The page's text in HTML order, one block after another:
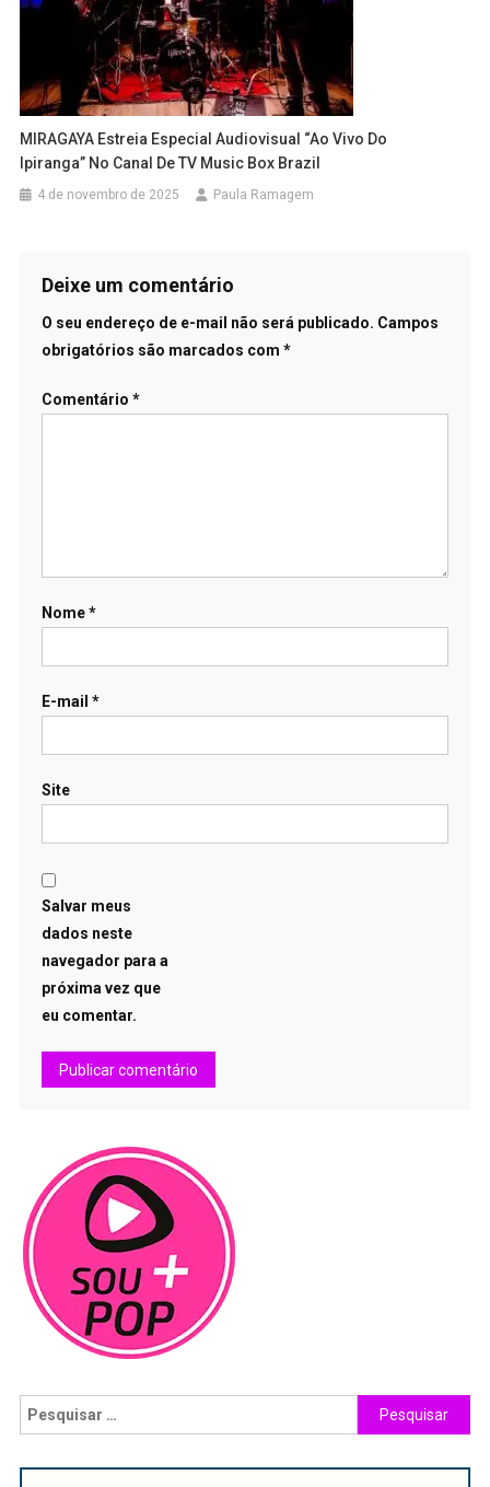
MIRAGAYA Estreia Especial Audiovisual “Ao Vivo Do
Ipiranga” No Canal De TV Music Box Brazil
4 de novembro de 2025 Paula Ramagem
Deixe um comentário
O seu endereço de e-mail não será publicado. Campos
obrigatórios são marcados com *
Comentário *
Nome*
E-mail *
Site
Salvar meus
dados neste
navegador para a
próxima vez que
eu comentar.